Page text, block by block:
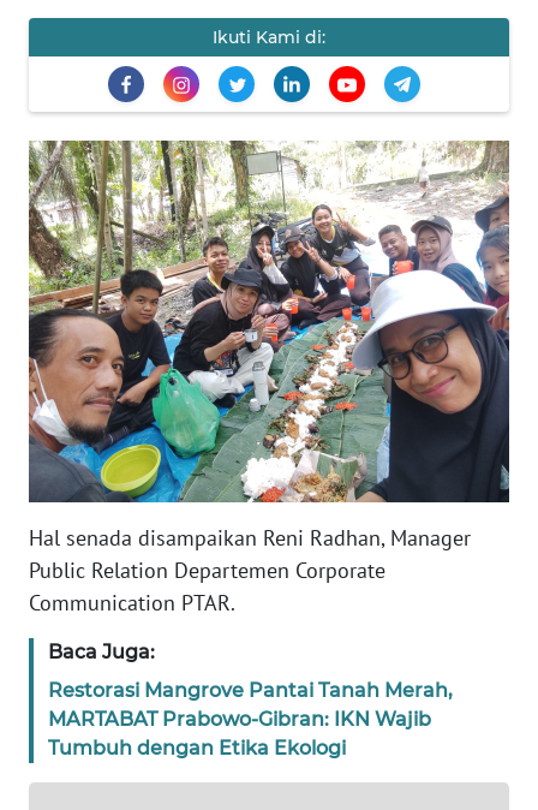
Ikuti Kami di:
Hal senada disampaikan Reni Radhan, Manager
Public Relation Departemen Corporate
Communication PTAR.
Baca Juga:
Restorasi Mangrove Pantai Tanah Merah,
MARTABAT Prabowo-Gibran: IKN Wajib
Tumbuh dengan Etika Ekologi
SIBER
KARIR
DISCLAIMER
Wahana
News
Regional
WN
SUMUT
WN
JAKARTA
WN
JABAR
WN
WN
NTT